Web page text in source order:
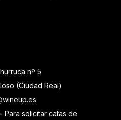
nº 5
(Ciudad Real)
Para solicitar catas de